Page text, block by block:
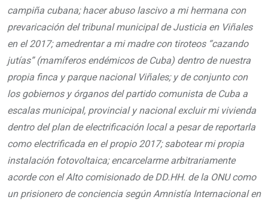
campiña cubana; hacer abuso lascivo a mi hermana con
prevaricación del tribunal municipal de Justicia en Viñales
en el 2017; amedrentar a mi madre con tiroteos “cazando
jutías” (mamíferos endémicos de Cuba) dentro de nuestra
propia finca y parque nacional Viñales; y de conjunto con
los gobiernos y órganos del partido comunista de Cuba a
escalas municipal, provincial y nacional excluir mi vivienda
dentro del plan de electrificación local a pesar de reportarla
como electrificada en el propio 2017; sabotear mi propia
instalación fotovoltaica; encarcelarme arbitrariamente
acorde con el Alto comisionado de DD.HH. de la ONU como
un prisionero de conciencia según Amnistía Internacional en